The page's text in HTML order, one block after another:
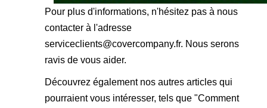
Pour plus d'informations, n'hésitez pas à nous
contacter à l'adresse
serviceclients@covercompany.fr. Nous serons
ravis de vous aider.
Découvrez également nos autres articles qui
pourraient vous intéresser, tels que "Comment